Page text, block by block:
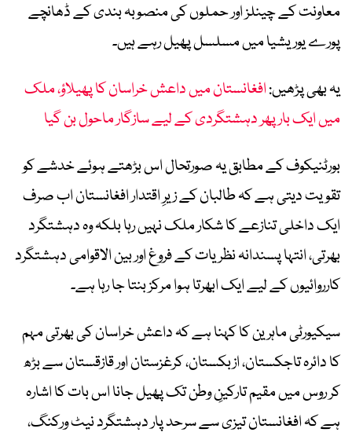
معاونت کے چینلز اور حملوں کی منصوبہ بندی کے ڈھانچے
پورے یوریشیا میں مسلسل پھیل رہے ہیں۔
یہ بھی پڑھیں:افغانستان میں داعش خراسان کا پھیلاؤ، ملک
میں ایک بار پھر دہشتگردی کے لیے سازگار ماحول بن گیا
بورٹنیکوف کے مطابق یہ صورتحال اس بڑھتے ہوئے خدشے کو
تقویت دیتی ہے کہ طالبان کے زیرِ اقتدار افغانستان اب صرف
ایک داخلی تنازعے کا شکار ملک نہیں رہا بلکہ وہ دہشتگرد
بھرتی، انتہا پسندانہ نظریات کے فروغ اور بین الاقوامی دہشتگرد
کارروائیوں کے لیے ایک ابھرتا ہوا مرکز بنتا جا رہا ہے۔
سیکیورٹی ماہرین کا کہنا ہے کہ داعش خراسان کی بھرتی مہم
کا دائرہ تاجکستان، ازبکستان، کرغزستان اور قازقستان سے بڑھ
کر روس میں مقیم تارکینِ وطن تک پھیل جانا اس بات کا اشارہ
ہے کہ افغانستان تیزی سے سرحد پار دہشتگرد نیٹ ورکنگ،